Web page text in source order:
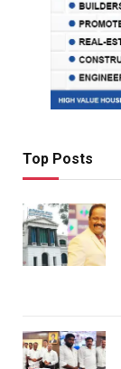
Top Posts